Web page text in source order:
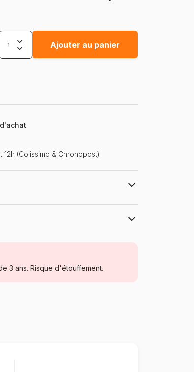
Ajouter au panier
(Colissimo & Chronopost)
pour Adultes (500 à 48.000
3 ans. Risque d'étouffement.